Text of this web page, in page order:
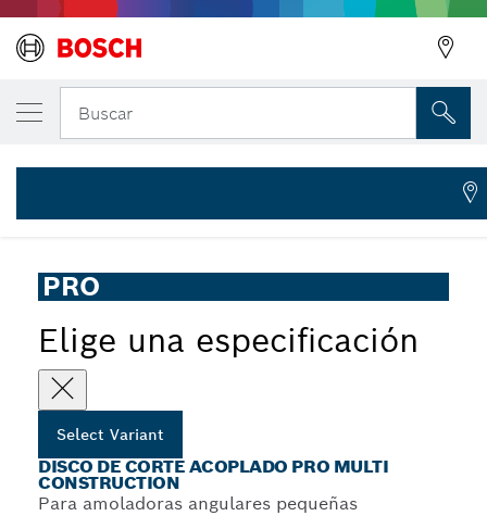
Buscar
...
Disco de corte abrasivo PRO Multi Construction para
PRO
Elige una especificación
Select Variant
DISCO DE CORTE ACOPLADO PRO MULTI
CONSTRUCTION
Para amoladoras angulares pequeñas
Discos de corte PRO Multi Material, 115 x
2 608 602 384